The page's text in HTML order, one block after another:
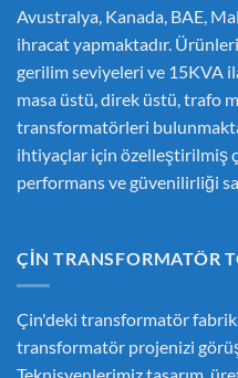
Avustralya, Kanada, BAE,
ihracat yapmaktadır.
gerilim seviyeleri ve 15KVA
masa üstü, direk üstü, trafo
transformatörleri
ihtiyaçlar için özelleştirilmiş
performans ve güvenilirliği
ÇIN TRANSFORMATÖR
Çin'deki transformatör
transformatör projenizi